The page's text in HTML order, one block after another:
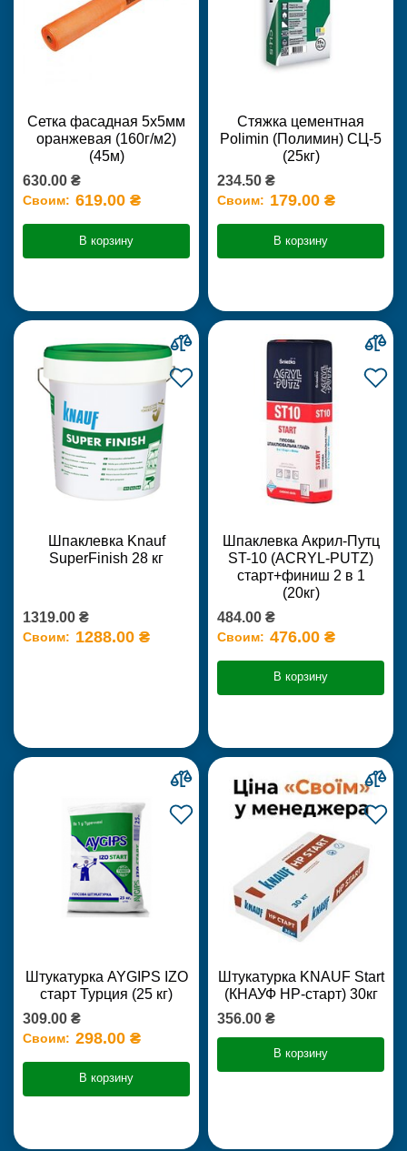
Сетка фасадная 5х5мм
оранжевая (160г/м2)
(45м)
630.00 ₴
Своим: 619.00 ₴
В корзину
Стяжка цементная
Polimin (Полимин) СЦ-5
(25кг)
234.50 ₴
Своим: 179.00 ₴
В корзину
Шпаклевка Knauf
SuperFinish 28 кг
1319.00 ₴
Своим: 1288.00 ₴
Шпаклевка Акрил-Путц
ST-10 (ACRYL-PUTZ)
старт+финиш 2 в 1
(20кг)
484.00 ₴
Своим: 476.00 ₴
В корзину
Штукатурка AYGIPS IZO
старт Турция (25 кг)
309.00 ₴
Своим: 298.00 ₴
В корзину
Штукатурка KNAUF Start
(КНАУФ НР-старт) 30кг
356.00 ₴
В корзину